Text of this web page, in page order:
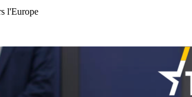
l'Europe